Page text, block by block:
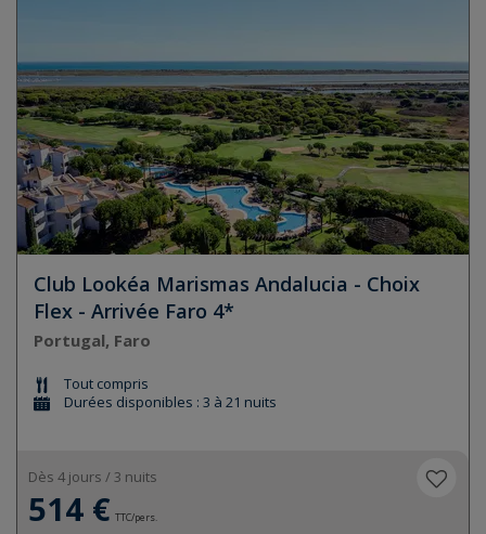
Club Lookéa Marismas Andalucia - Choix
Flex - Arrivée Faro 4*
Portugal, Faro
Tout compris
Durées disponibles : 3 à 21 nuits
Dès 4 jours / 3 nuits
514 € TTC/pers.